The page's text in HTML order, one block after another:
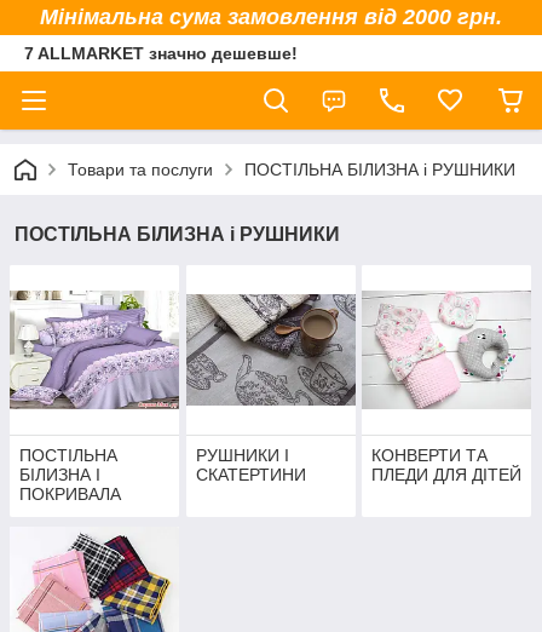
Мінімальна сума замовлення від 2000 грн.
7 ALLMARKET значно дешевше!
Товари та послуги ПОСТІЛЬНА БІЛИЗНА і РУШНИКИ
ПОСТІЛЬНА БІЛИЗНА і РУШНИКИ
ПОСТІЛЬНА
БІЛИЗНА І
ПОКРИВАЛА
РУШНИКИ І
СКАТЕРТИНИ
КОНВЕРТИ ТА
ПЛЕДИ ДЛЯ ДІТЕЙ